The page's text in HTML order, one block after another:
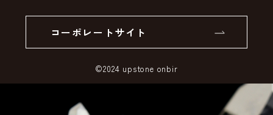
SSLサーバー証明書とは
コーポレートサイト
©2024 upstone onbir